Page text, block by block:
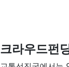
크라우드펀